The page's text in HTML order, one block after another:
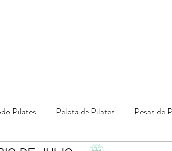
Pilates Pelota de Pilates Pesas de